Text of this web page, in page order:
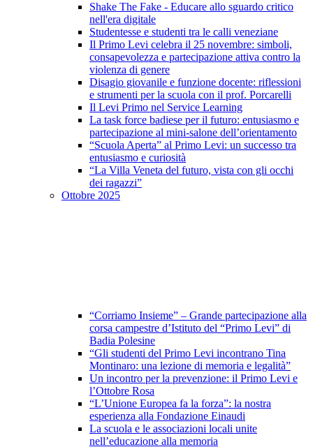
Shake The Fake - Educare allo sguardo critico
nell'era digitale
Studentesse e studenti tra le calli veneziane
Il Primo Levi celebra il 25 novembre: simboli,
consapevolezza e partecipazione attiva contro la
violenza di genere
Disagio giovanile e funzione docente: riflessioni
e strumenti per la scuola con il prof. Porcarelli
Il Levi Primo nel Service Learning
La task force badiese per il futuro: entusiasmo e
partecipazione al mini-salone dell’orientamento
“Scuola Aperta” al Primo Levi: un successo tra
entusiasmo e curiosità
“La Villa Veneta del futuro, vista con gli occhi
dei ragazzi”
Ottobre 2025
“Corriamo Insieme” – Grande partecipazione alla
corsa campestre d’Istituto del “Primo Levi” di
Badia Polesine
“Gli studenti del Primo Levi incontrano Tina
Montinaro: una lezione di memoria e legalità”
Un incontro per la prevenzione: il Primo Levi e
l’Ottobre Rosa
“L’Unione Europea fa la forza”: la nostra
esperienza alla Fondazione Einaudi
La scuola e le associazioni locali unite
nell’educazione alla memoria